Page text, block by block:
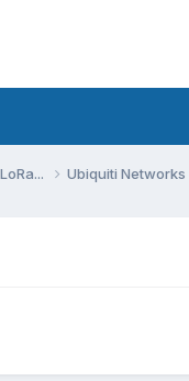
Ubiquiti Networks